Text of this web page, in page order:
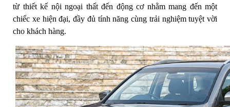
từ thiết kế nội ngoại thất đến động cơ nhằm mang đến một
chiếc xe hiện đại, đầy đủ tính năng cùng trải nghiệm tuyệt vời
cho khách hàng.